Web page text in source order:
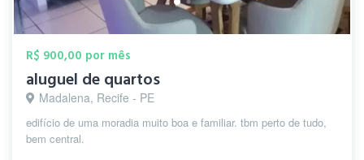
R$ 900,00 por mês
aluguel de quartos
Madalena, Recife - PE
edifício de uma moradia muito boa e familiar. tbm perto de tudo,
bem central.